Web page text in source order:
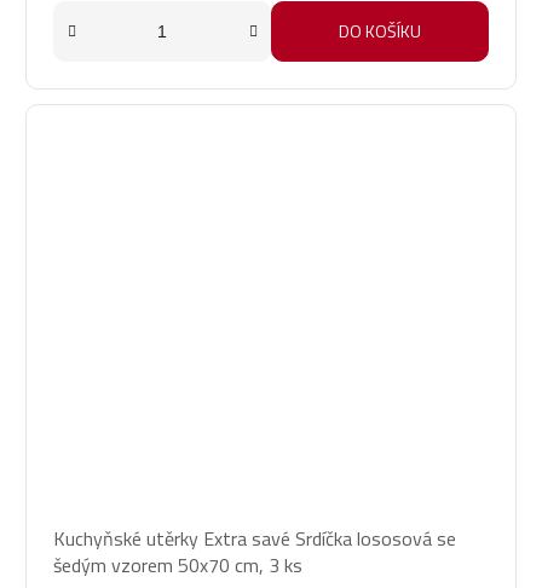
DO KOŠÍKU
hodnocení
produktu
Kuchyňské utěrky Extra savé Srdíčka lososová se
šedým vzorem 50x70 cm, 3 ks